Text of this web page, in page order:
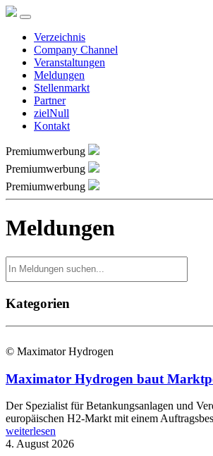
Verzeichnis
Company Channel
Veranstaltungen
Meldungen
Stellenmarkt
Partner
zielNull
Kontakt
Premiumwerbung
Premiumwerbung
Premiumwerbung
Meldungen
Kategorien
© Maximator Hydrogen
Maximator Hydrogen baut
Der Spezialist für Betankungsanlagen und
europäischen H2-Markt mit einem
weiterlesen
4. August 2026